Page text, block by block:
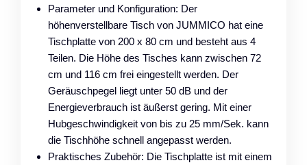
Parameter und Konfiguration: Der
höhenverstellbare Tisch von JUMMICO hat eine
Tischplatte von 200 x 80 cm und besteht aus 4
Teilen. Die Höhe des Tisches kann zwischen 72
cm und 116 cm frei eingestellt werden. Der
Geräuschpegel liegt unter 50 dB und der
Energieverbrauch ist äußerst gering. Mit einer
Hubgeschwindigkeit von bis zu 25 mm/Sek. kann
die Tischhöhe schnell angepasst werden.
Praktisches Zubehör: Die Tischplatte ist mit einem